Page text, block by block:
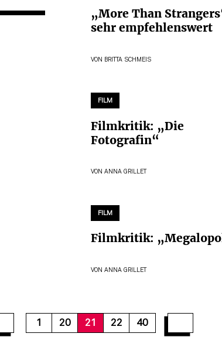
„More Than
sehr empfehlenswert
VON BRITTA SCHMEIS
FILM
Filmkritik: „Die
Fotografin“
VON ANNA GRILLET
FILM
Filmkritik:
VON ANNA GRILLET
1 20 21 22 40
27 30 31 3435